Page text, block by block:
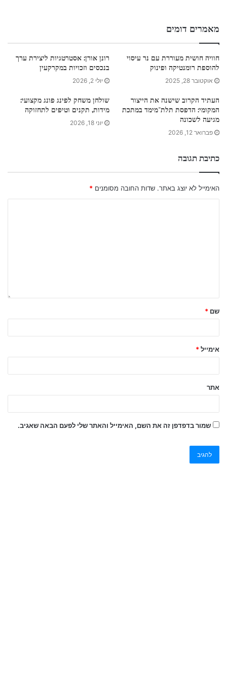
מאמרים דומים
חוויה חושית מעוררת עם נר עיסוי
להוספת רומנטיקה ופינוק
אוקטובר 28, 2025
רונן אורן: אסטרטגיות ליצירת ערך
בנכסים וזכויות במקרקעין
יולי 2, 2026
העתיד הקרוב שישנה את הייצור
המקומי: הדפסת תלת־מימד במתכת
מגיעה לשכונה
פברואר 12, 2026
שולחן משחק לפינג פונג מקצועי:
מידות, תקנים וטיפים לתחזוקה
יוני 18, 2026
כתיבת תגובה
האימייל לא יוצג באתר. שדות החובה מסומנים *
שם *
אימייל *
אתר
שמור בדפדפן זה את השם, האימייל והאתר שלי לפעם הבאה שאגיב.